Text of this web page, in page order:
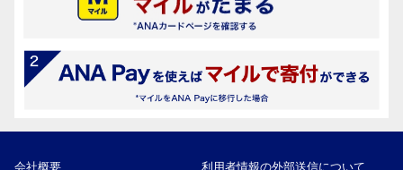
会社概要 利用者情報の外部送信について